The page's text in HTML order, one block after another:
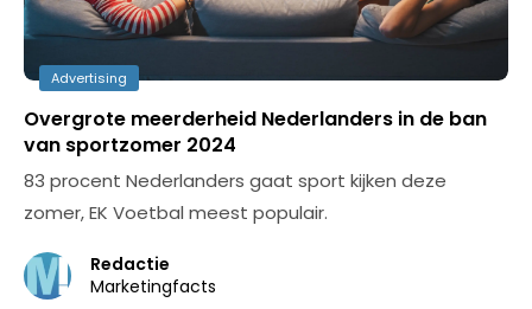
Advertising
Overgrote meerderheid Nederlanders in de ban
van sportzomer 2024
83 procent Nederlanders gaat sport kijken deze
zomer, EK Voetbal meest populair.
Redactie
Marketingfacts